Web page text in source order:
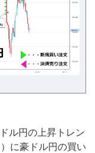
ル円の上昇トレン
に豪ドル円の買い